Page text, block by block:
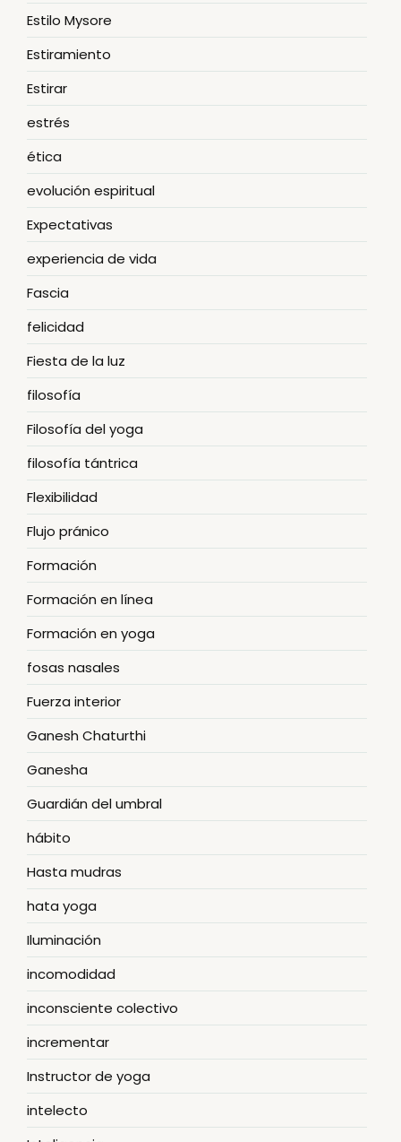
Estilo Mysore
Estiramiento
Estirar
estrés
ética
evolución espiritual
Expectativas
experiencia de vida
Fascia
felicidad
Fiesta de la luz
filosofía
Filosofía del yoga
filosofía tántrica
Flexibilidad
Flujo pránico
Formación
Formación en línea
Formación en yoga
fosas nasales
Fuerza interior
Ganesh Chaturthi
Ganesha
Guardián del umbral
hábito
Hasta mudras
hata yoga
Iluminación
incomodidad
inconsciente colectivo
incrementar
Instructor de yoga
intelecto